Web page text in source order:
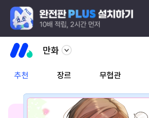
만화
추천 장르 무협관